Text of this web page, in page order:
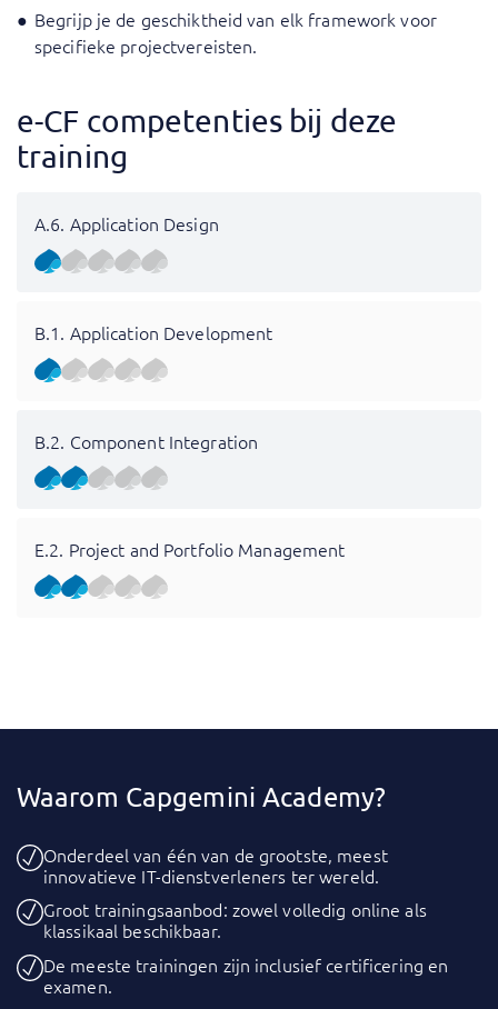
Begrijp je de geschiktheid van elk framework voor
specifieke projectvereisten.
e-CF competenties bij deze
training
A.6. Application Design
B.1. Application Development
B.2. Component Integration
E.2. Project and Portfolio Management
Waarom Capgemini Academy?
Onderdeel van één van de grootste, meest
innovatieve IT-dienstverleners ter wereld.
Groot trainingsaanbod: zowel volledig online als
klassikaal beschikbaar.
De meeste trainingen zijn inclusief certificering en
examen.